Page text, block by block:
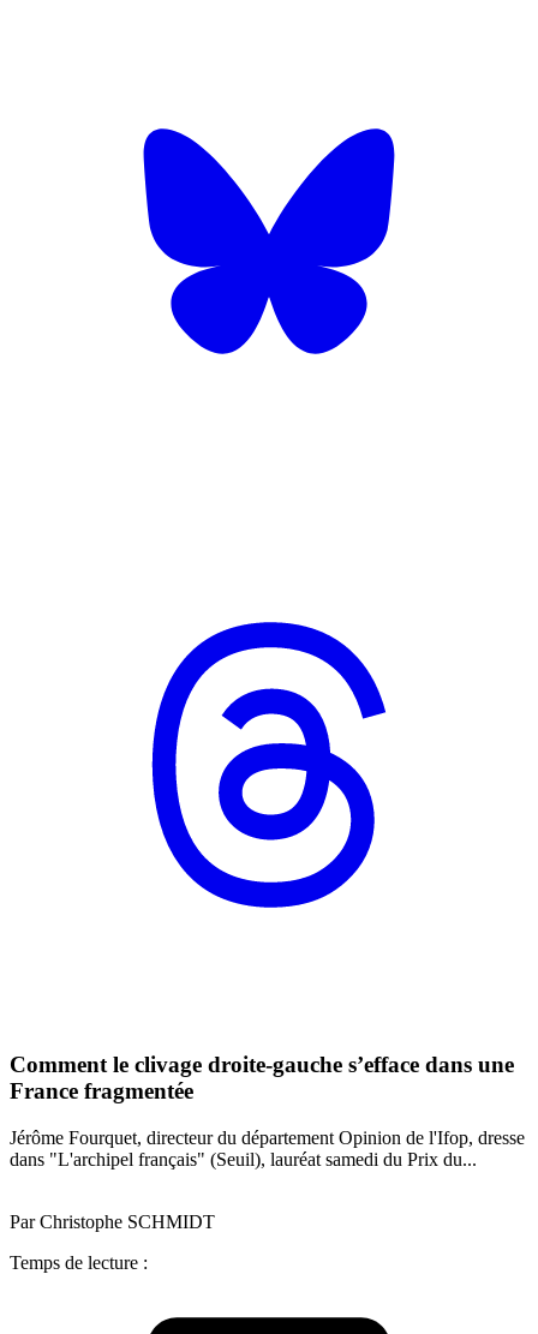
Comment le clivage droite-gauche s’efface dans une
France fragmentée
Jérôme Fourquet, directeur du département Opinion de l'Ifop, dresse
dans "L'archipel français" (Seuil), lauréat samedi du Prix du...
Par Christophe SCHMIDT
Temps de lecture :